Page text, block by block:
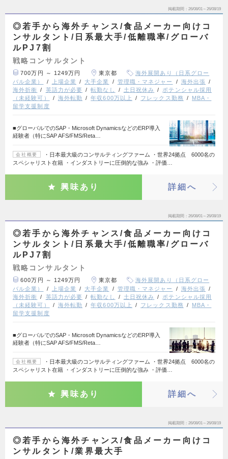
掲載期間 26/08/01～26/08/19
◎若手から海外チャンス/食品メーカー向けコ
ンサルタント/日系最大手/低離職率/グローバ
ルPJ7割
戦略コンサルタント
700万円 ～ 1249万円 東京都
海外展開あり（日系グロー
バル企業）
上場企業 大手企業 管理職・マネジャー
海外出張
海外折衝
英語力が必要 転勤なし 土日祝休み
ポテンシャル採用
（未経験可）
海外転勤 年収600万以上 フレックス勤務
MBA・
留学支援制度
■グローバルでのSAP・Microsoft DynamicsなどのERP導入
経験者（特にSAP AFS/FMS/Reta…
会社概要
・日本最大級のコンサルティングファーム ・世界24拠点 6000名の
スペシャリスト在籍 ・インダストリーに圧倒的な強み ・評価…
興味あり 詳細へ
掲載期間 26/08/01～26/08/19
◎若手から海外チャンス/食品メーカー向けコ
ンサルタント/日系最大手/低離職率/グローバ
ルPJ7割
戦略コンサルタント
600万円 ～ 1249万円 東京都
海外展開あり（日系グロー
バル企業）
上場企業 大手企業 管理職・マネジャー
海外出張
海外折衝
英語力が必要 転勤なし 土日祝休み
ポテンシャル採用
（未経験可）
海外転勤 年収600万以上 フレックス勤務
MBA・
留学支援制度
■グローバルでのSAP・Microsoft DynamicsなどのERP導入
経験者（特にSAP AFS/FMS/Reta…
会社概要
・日本最大級のコンサルティングファーム ・世界24拠点 6000名の
スペシャリスト在籍 ・インダストリーに圧倒的な強み ・評価…
興味あり 詳細へ
掲載期間 26/08/01～26/08/19
◎若手から海外チャンス/食品メーカー向けコ
ンサルタント/業界最大手